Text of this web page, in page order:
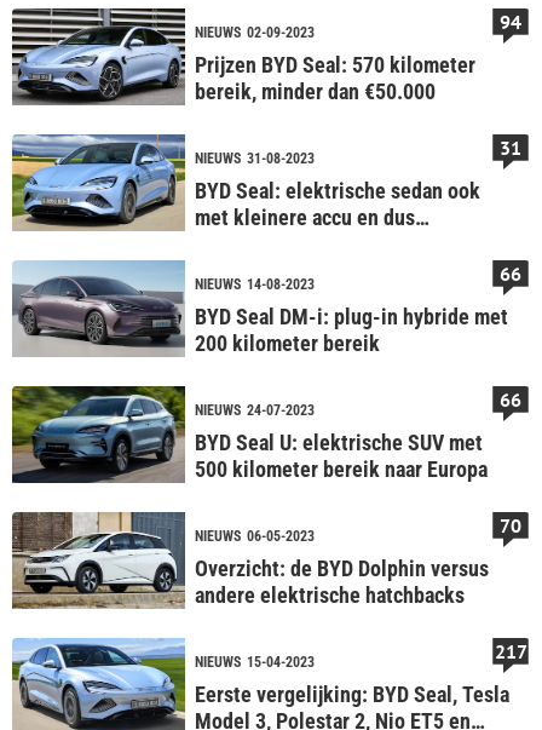
NIEUWS 02-09-2023
Prijzen BYD Seal: 570 kilometer
bereik, minder dan €50.000
94
NIEUWS 31-08-2023
BYD Seal: elektrische sedan ook
met kleinere accu en dus
31
NIEUWS 14-08-2023
BYD Seal DM-i: plug-in hybride met
200 kilometer bereik
66
NIEUWS 24-07-2023
BYD Seal U: elektrische SUV met
500 kilometer bereik naar Europa
66
NIEUWS 06-05-2023
Overzicht: de BYD Dolphin versus
andere elektrische hatchbacks
70
NIEUWS 15-04-2023
Eerste vergelijking: BYD Seal, Tesla
Model 3, Polestar 2, Nio ET5 en
217